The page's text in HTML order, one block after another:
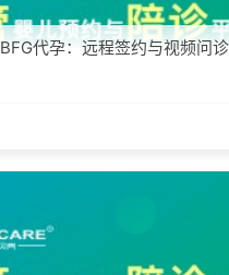
代孕：远程签约与视频问